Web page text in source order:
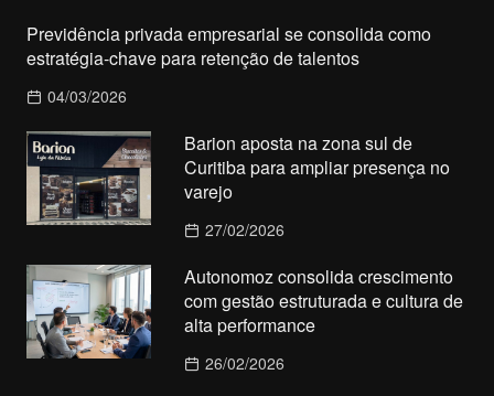
Previdência privada empresarial se consolida como
estratégia-chave para retenção de talentos
04/03/2026
Barion aposta na zona sul de
Curitiba para ampliar presença no
varejo
27/02/2026
Autonomoz consolida crescimento
com gestão estruturada e cultura de
alta performance
26/02/2026